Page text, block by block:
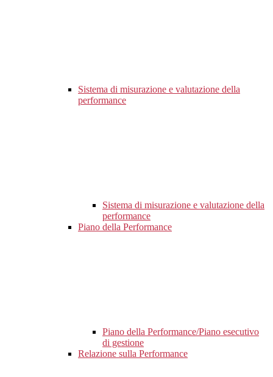
Sistema di misurazione e valutazione della
performance
Sistema di misurazione e valutazione della
performance
Piano della Performance
Piano della Performance/Piano esecutivo
di gestione
Relazione sulla Performance